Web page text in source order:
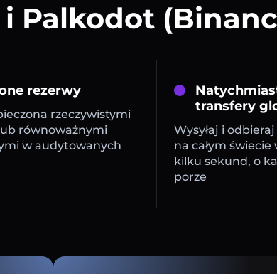
Palkodot
rezerwy
rzeczywistymi
równoważnymi
w audytowanych
transfery
Wysyłaj i
na całym świecie
kilku sekund, o
porze